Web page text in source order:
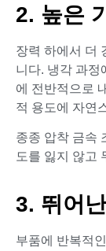
2. 높은
장력 하에서 더
니다. 냉각 과정
에 전반적으로
적 용도에 자연
종종 압착 금속
도를 잃지 않고
3. 뛰어
부품에 반복적